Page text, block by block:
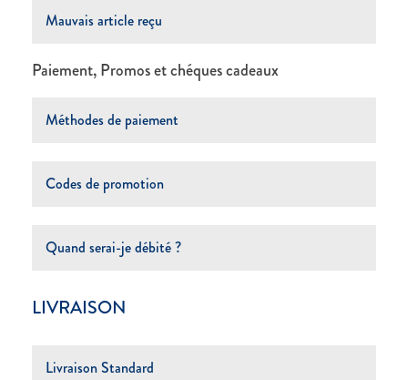
Mauvais article reçu
Paiement, Promos et chéques cadeaux
Méthodes de paiement
Codes de promotion
Quand serai-je débité ?
LIVRAISON
Livraison Standard